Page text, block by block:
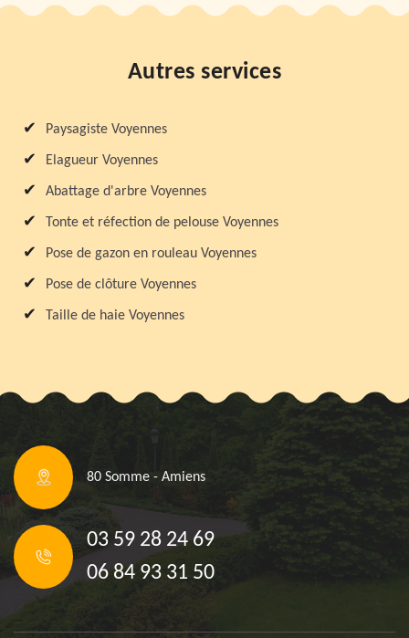
Autres services
Paysagiste Voyennes
Elagueur Voyennes
Abattage d'arbre Voyennes
Tonte et réfection de pelouse Voyennes
Pose de gazon en rouleau Voyennes
Pose de clôture Voyennes
Taille de haie Voyennes
80 Somme - Amiens
03 59 28 24 69
06 84 93 31 50